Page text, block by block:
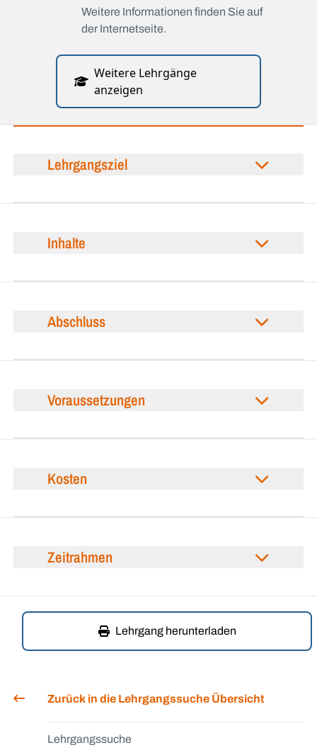
Weitere Informationen finden Sie auf
der Internetseite.
Weitere Lehrgänge
anzeigen
Lehrgangsziel
Inhalte
Abschluss
Voraussetzungen
Kosten
Zeitrahmen
Lehrgang herunterladen
Zurück in die Lehrgangssuche Übersicht
Lehrgangssuche